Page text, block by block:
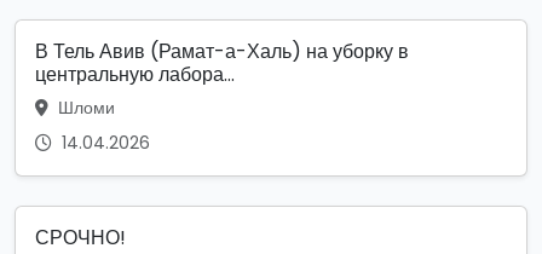
В Тель Авив (Рамат-а-Халь) на уборку в
центральную лабора...
Шломи
14.04.2026
СРОЧНО!